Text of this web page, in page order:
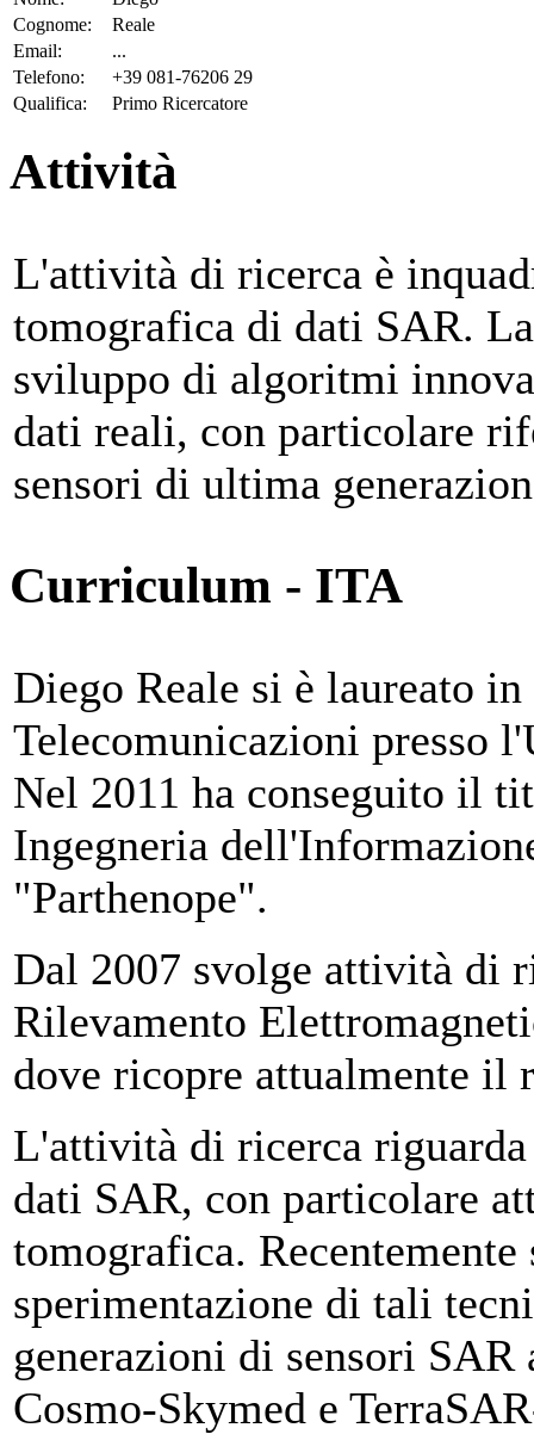
Cognome:
Reale
Email:
...
Telefono:
+39 081-76206 29
Qualifica:
Primo Ricercatore
Attività
L'attività di ricerca è
tomografica di dati SAR.
sviluppo di algoritmi
dati reali, con particolare
sensori di ultima
Curriculum - ITA
Diego Reale si è laureato
Telecomunicazioni presso
Nel 2011 ha conseguito il
Ingegneria
"Parthenope".
Dal 2007 svolge attività di
Rilevamento
dove ricopre attualmente il
L'attività di ricerca
dati SAR, con particolare
tomografica.
sperimentazione di tali
generazioni di sensori
Cosmo-Skymed e